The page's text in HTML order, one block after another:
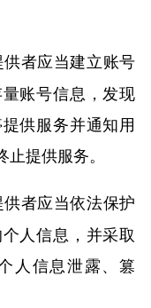
者应当建立账号
账号信息，发现
供服务并通知用
提供服务。
者应当依法保护
人信息，并采取
人信息泄露、篡